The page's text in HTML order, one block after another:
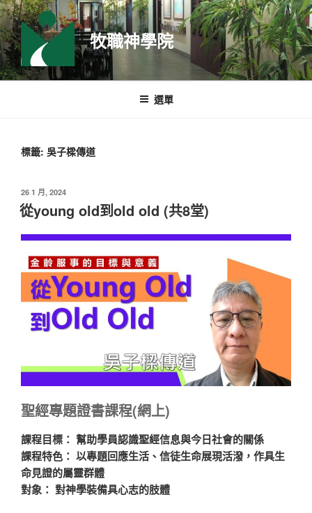
跳
至
主
要
內
牧職神學院
選單
標籤: 吳子樑傳道
發
佈
於
26 1 月, 2024
從young old到old old (共8堂)
聖經專題證書課程(網上)
課程目標： 幫助學員認識聖經信息與今日社會的關係
課程特色： 以專題回應生活、信徒生命展現活潑，作具生
命見證的屬靈群體
對象： 對神學裝備具心志的肢體